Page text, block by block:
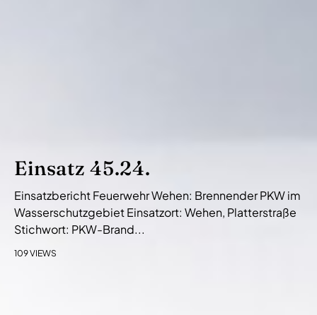
Einsatz 45.24.
Einsatzbericht Feuerwehr Wehen: Brennender PKW im
Wasserschutzgebiet Einsatzort: Wehen, Platterstraße
Stichwort: PKW-Brand...
109 VIEWS